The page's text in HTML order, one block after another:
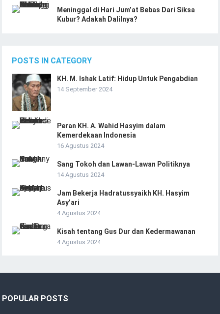
Meninggal di Hari Jum’at Bebas Dari Siksa
Kubur? Adakah Dalilnya?
POSTS IN CATEGORY
KH. M. Ishak Latif: Hidup Untuk Pengabdian
14 September 2024
Peran KH. A. Wahid Hasyim dalam
Kemerdekaan Indonesia
16 Agustus 2024
Sang Tokoh dan Lawan-Lawan Politiknya
14 Agustus 2024
Jam Bekerja Hadratussyaikh KH. Hasyim
Asy’ari
4 Agustus 2024
Kisah tentang Gus Dur dan Kedermawanan
4 Agustus 2024
POPULAR POSTS